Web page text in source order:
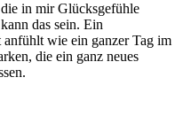
in mir Glücksgefühle
das sein. Ein
wie ein ganzer Tag im
die ein ganz neues